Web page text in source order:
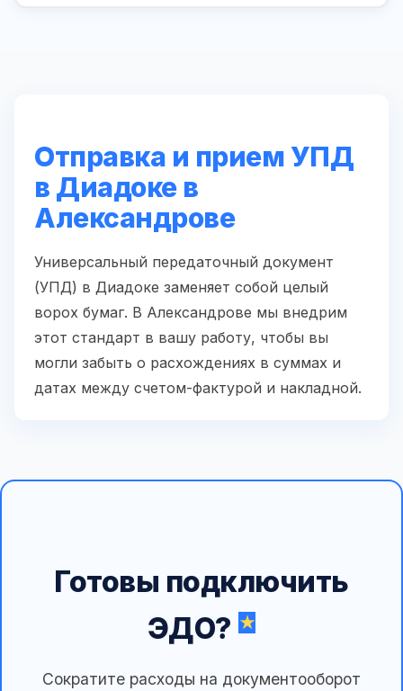
Отправка и прием УПД
в Диадоке в
Александрове
Универсальный передаточный документ
(УПД) в Диадоке заменяет собой целый
ворох бумаг. В Александрове мы внедрим
этот стандарт в вашу работу, чтобы вы
могли забыть о расхождениях в суммах и
датах между счетом-фактурой и накладной.
Готовы подключить
ЭДО?
Сократите расходы на документооборот